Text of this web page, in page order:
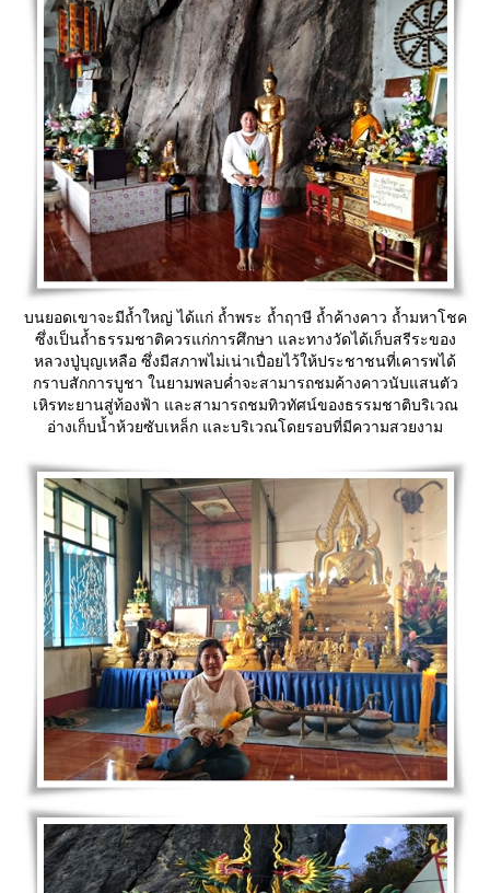
บนยอดเขาจะมีถ้ำใหญ่ ได้แก่ ถ้ำพระ ถ้ำฤาษี ถ้ำค้างคาว ถ้ำมหาโชค
ซึ่งเป็นถ้ำธรรมชาติควรแก่การศึกษา และทางวัดได้เก็บสรีระของ
หลวงปู่บุญเหลือ ซึ่งมีสภาพไม่เน่าเปื่อยไว้ให้ประชาชนที่เคารพได้
กราบสักการบูชา ในยามพลบค่ำจะสามารถชมค้างคาวนับแสนตัว
เหิรทะยานสู่ท้องฟ้า และสามารถชมทิวทัศน์ของธรรมชาติบริเวณ
อ่างเก็บน้ำห้วยซับเหล็ก และบริเวณโดยรอบที่มีความสวยงาม